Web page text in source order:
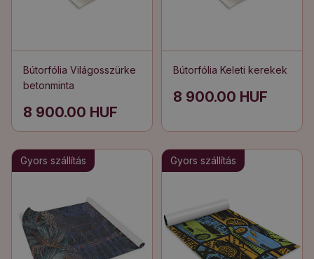
Bútorfólia Világosszürke
betonminta
8 900.00 HUF
Bútorfólia Keleti kerekek
8 900.00 HUF
Gyors szállítás Gyors szállítás